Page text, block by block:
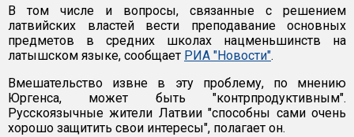
В том числе и вопросы, связанные с решением
латвийских властей вести преподавание основных
предметов в средних школах нацменьшинств на
латышском языке, сообщает РИА "Новости".
Вмешательство извне в эту проблему, по мнению
Юргенса, может быть "контрпродуктивным".
Русскоязычные жители Латвии "способны сами очень
хорошо защитить свои интересы", полагает он.